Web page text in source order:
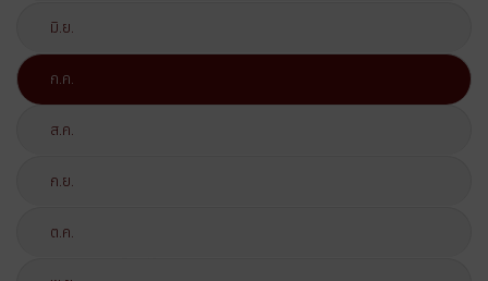
มิ.ย.
ก.ค.
ส.ค.
ก.ย.
ต.ค.